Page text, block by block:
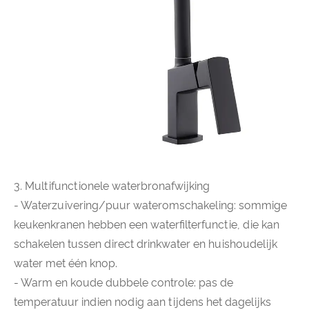
3. Multifunctionele waterbronafwijking
- Waterzuivering/puur wateromschakeling: sommige
keukenkranen hebben een waterfilterfunctie, die kan
schakelen tussen direct drinkwater en huishoudelijk
water met één knop.
- Warm en koude dubbele controle: pas de
temperatuur indien nodig aan tijdens het dagelijks